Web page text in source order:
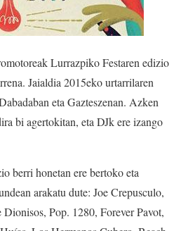
Lurrazpiko Festaren edizio
Jaialdia 2015eko urtarrilaren
eta Gazteszenan. Azken
bi agertokitan, eta DJk ere izango
berri honetan ere bertoko eta
arakatu dute: Joe Crepusculo,
Pop. 1280, Forever Pavot,